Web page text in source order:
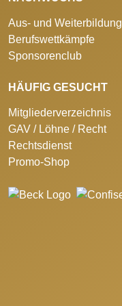
Aus- und Weiterbildung
Berufswettkämpfe
Sponsorenclub
HÄUFIG GESUCHT
Mitgliederverzeichnis
GAV / Löhne / Recht
Rechtsdienst
Promo-Shop